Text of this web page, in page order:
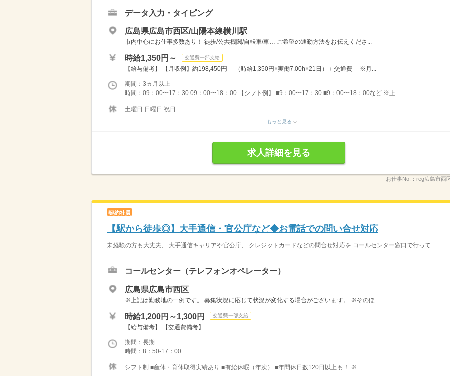
データ入力・タイピング
広島県広島市西区/山陽本線横川駅
市内中心にお仕事多数あり！ 徒歩/公共機関/自転車/車… ご希望の通勤方法をお伝えくださ...
時給1,350円～ 交通費一部支給
【給与備考】 【月収例】約198,450円 （時給1,350円×実働7.00h×21日）＋交通費 ※月...
期間：3ヵ月以上
時間：09：00〜17：30 09：00〜18：00 【シフト例】 ■9：00〜17：30 ■9：00〜18：00など ※上...
土曜日 日曜日 祝日
もっと見る
求人詳細を見る
お仕事No.： reg広島市西
契約社員
【駅から徒歩◎】大手通信・官公庁など◆お電話での問い合せ対応
未経験の方も大丈夫、 大手通信キャリアや官公庁、 クレジットカードなどの問合せ対応を コールセンター窓口で行って...
コールセンター（テレフォンオペレーター）
広島県広島市西区
※上記は勤務地の一例です。 募集状況に応じて状況が変化する場合がございます。 ※そのほ...
時給1,200円～1,300円 交通費一部支給
【給与備考】 【交通費備考】
期間：長期
時間：8：50-17：00
シフト制 ■産休・育休取得実績あり ■有給休暇（年次） ■年間休日数120日以上も！ ※...